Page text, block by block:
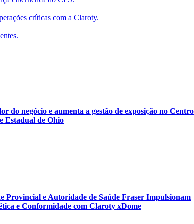
críticas com a Claroty.
do negócio e aumenta a gestão de exposição no Centro
Estadual de Ohio
Provincial e Autoridade de Saúde Fraser Impulsionam
e Conformidade com Claroty xDome